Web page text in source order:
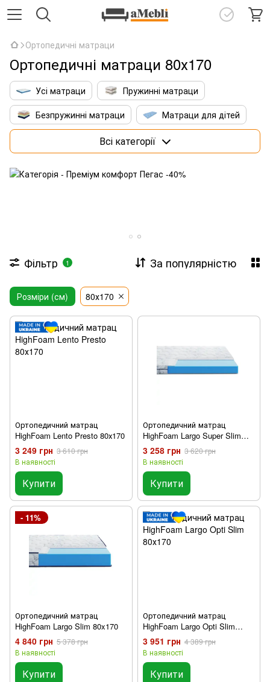
Ортопедичні матраци
Ортопедичні матраци 80х170
Усі матраци
Пружинні матраци
Безпружинні матраци
Матраци для дітей
Матраци 160х200 см
Преміум матраци
Всі категорії
Фільтр 1 За популярністю
Розміри (см) 80х170
Ортопедичний матрац
HighFoam Lento Presto 80х170
3 249 грн 3 610 грн
В наявності
Купити
Ортопедичний матрац
HighFoam Largo Super Slim
80x170
3 258 грн 3 620 грн
В наявності
Купити
- 11%
Ортопедичний матрац
HighFoam Largo Slim 80x170
4 840 грн 5 378 грн
В наявності
Купити
Ортопедичний матрац
HighFoam Largo Opti Slim
80х170
3 951 грн 4 389 грн
В наявності
Купити